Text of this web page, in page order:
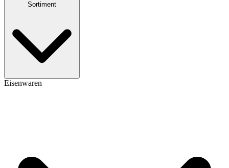
Sortiment
Eisenwaren